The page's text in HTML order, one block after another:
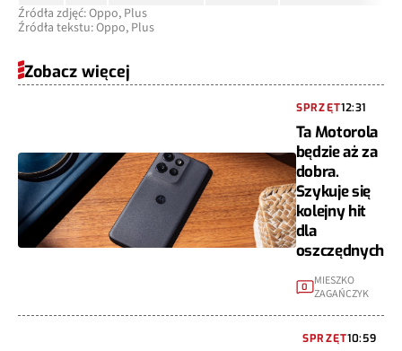
Źródła zdjęć: Oppo, Plus
Źródła tekstu: Oppo, Plus
Zobacz więcej
SPRZĘT12:31
Ta Motorola
będzie aż za
dobra.
Szykuje się
kolejny hit
dla
oszczędnych
0 MIESZKO
ZAGAŃCZYK
SPRZĘT10:59